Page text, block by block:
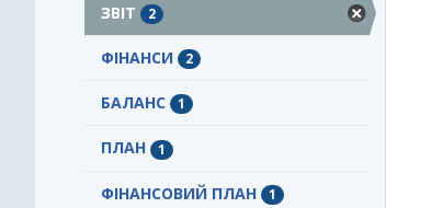
ЗВІТ 2
ФІНАНСИ 2
БАЛАНС 1
ПЛАН 1
ФІНАНСОВИЙ ПЛАН 1